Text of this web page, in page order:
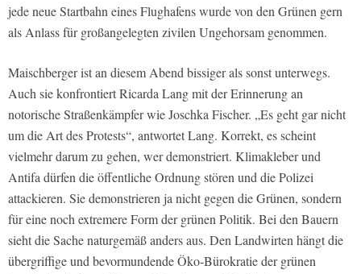
jede neue Startbahn eines Flughafens wurde von den Grünen gern
als Anlass für großangelegten zivilen Ungehorsam genommen.
Maischberger ist an diesem Abend bissiger als sonst unterwegs.
Auch sie konfrontiert Ricarda Lang mit der Erinnerung an
notorische Straßenkämpfer wie Joschka Fischer. „Es geht gar nicht
um die Art des Protests“, antwortet Lang. Korrekt, es scheint
vielmehr darum zu gehen, wer demonstriert. Klimakleber und
Antifa dürfen die öffentliche Ordnung stören und die Polizei
attackieren. Sie demonstrieren ja nicht gegen die Grünen, sondern
für eine noch extremere Form der grünen Politik. Bei den Bauern
sieht die Sache naturgemäß anders aus. Den Landwirten hängt die
übergriffige und bevormundende Öko-Bürokratie der grünen